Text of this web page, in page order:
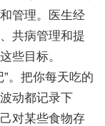
管理。医生经
共病管理和提
些目标。
。把你每天吃的
动都记录下
对某些食物存